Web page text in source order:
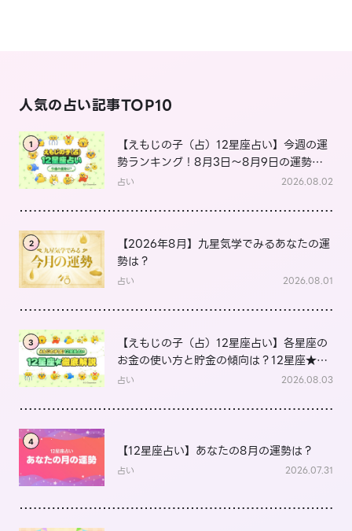
人気の占い記事TOP10
1
【えもじの子（占）12星座占い】今週の運
勢ランキング！8月3日～8月9日の運勢
は？
占い 2026.08.02
2
【2026年8月】九星気学でみるあなたの運
勢は？
占い 2026.08.01
3
【えもじの子（占）12星座占い】各星座の
お金の使い方と貯金の傾向は？12星座★徹
底解説
占い 2026.08.03
4
【12星座占い】あなたの8月の運勢は？
占い 2026.07.31